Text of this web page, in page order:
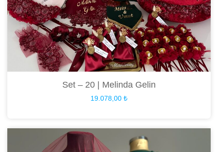
Set – 20 | Melinda Gelin
19.078,00 ₺